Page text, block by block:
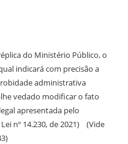
do Ministério Público, o
indicará com precisão a
administrativa
vedado modificar o fato
apresentada pelo
nº 14.230, de 2021) (Vide